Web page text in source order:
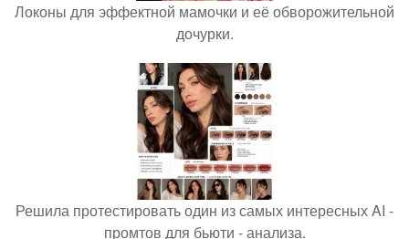
Локоны для эффектной мамочки и её обворожительной
дочурки.
Решила протестировать один из самых интересных AI -
промтов для бьюти - анализа.